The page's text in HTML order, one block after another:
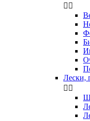
 
Лески,
 